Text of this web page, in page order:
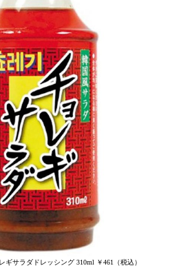
サラダドレッシング 310ml ￥461（税込）